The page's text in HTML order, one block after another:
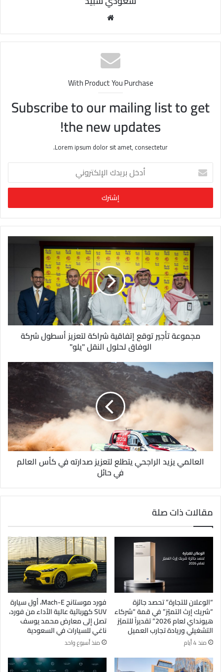
الوي
ب
With Product You Purchase
Subscribe to our mailing list to get
the new updates!
Lorem ipsum dolor sit amet, consectetur.
خ
ب
ر
ي
د
ك
ر
مجموعة تأجير توقع إتفاقية شراكة لتعزيز أسطول شركة
الوفاق لحلول النقل "يلو"
العالمي يزيد الراجحي يتطلع لتعزيز صدارته في كأس العالم
في حائل
مقالات ذات صلة
“الوعلان للتجارة” تحصد جائزة
“شريك إرث التميّز” في قمة “شركاء
هيونداي لعام 2026” تقديراً للتميّز
التشغيلي وريادة تجارب العميل
منذ 4 أيام
فورد موستانج Mach-E، أول سيارة
SUV كهربائية عالية الأداء من فورد،
تصل إلى معارض محمد يوسف
ناغي للسيارات في السعودية
منذ أسبوع واحد